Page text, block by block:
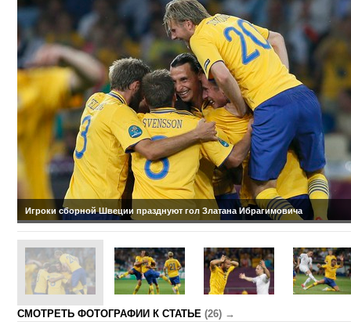
Игроки сборной Швеции празднуют гол Златана Ибрагимовича
CМОТРЕТЬ ФОТОГРАФИИ К СТАТЬЕ (26) →